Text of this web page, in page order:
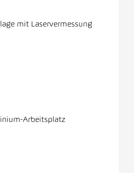
mit Laservermessung
Arbeitsplatz